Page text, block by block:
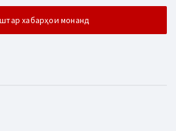
хабарҳои монанд